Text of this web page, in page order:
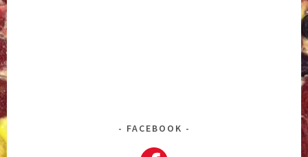
FACEBOOK
Facebook